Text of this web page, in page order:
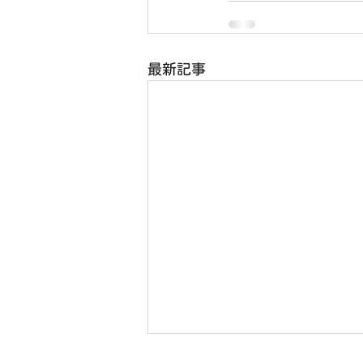
最新記事